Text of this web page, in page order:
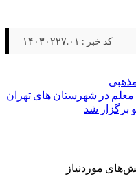
کد خبر : ۱۴۰۳۰۲۲۷.۰۱
در شهرستان های تهران
برگزار شد
موردنیاز